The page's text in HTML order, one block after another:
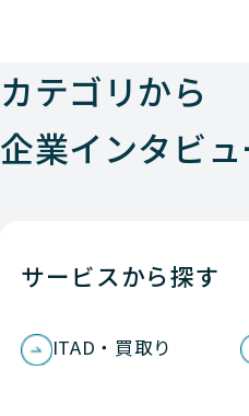
カテゴリから
企業インタビ
サービスから探す
ITAD・買取り